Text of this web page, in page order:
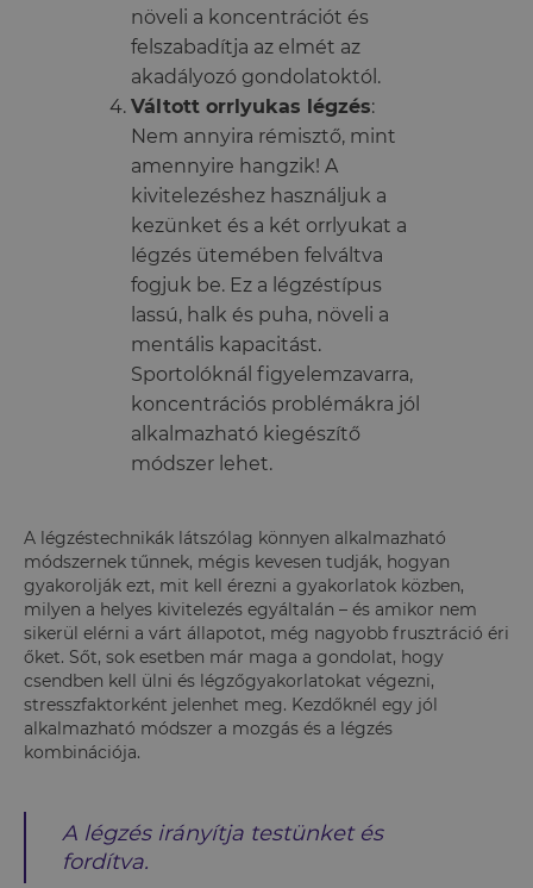
növeli a koncentrációt és
felszabadítja az elmét az
akadályozó gondolatoktól.
Váltott orrlyukas légzés:
Nem annyira rémisztő, mint
amennyire hangzik! A
kivitelezéshez használjuk a
kezünket és a két orrlyukat a
légzés ütemében felváltva
fogjuk be. Ez a légzéstípus
lassú, halk és puha, növeli a
mentális kapacitást.
Sportolóknál figyelemzavarra,
koncentrációs problémákra jól
alkalmazható kiegészítő
módszer lehet.
A légzéstechnikák látszólag könnyen alkalmazható
módszernek tűnnek, mégis kevesen tudják, hogyan
gyakorolják ezt, mit kell érezni a gyakorlatok közben,
milyen a helyes kivitelezés egyáltalán – és amikor nem
sikerül elérni a várt állapotot, még nagyobb frusztráció éri
őket. Sőt, sok esetben már maga a gondolat, hogy
csendben kell ülni és légzőgyakorlatokat végezni,
stresszfaktorként jelenhet meg. Kezdőknél egy jól
alkalmazható módszer a mozgás és a légzés
kombinációja.
A légzés irányítja testünket és
fordítva.